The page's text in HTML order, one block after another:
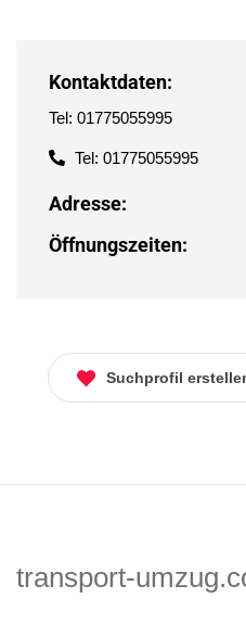
Kontaktdaten:
Tel: 01775055995
Tel: 01775055995
Adresse:
Öffnungszeiten:
Suchprofil
transport-